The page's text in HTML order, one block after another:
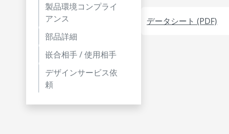
製品環境コンプライ
アンス
部品詳細
嵌合相手 / 使用相手
デザインサービス依
頼
データシート (PDF)